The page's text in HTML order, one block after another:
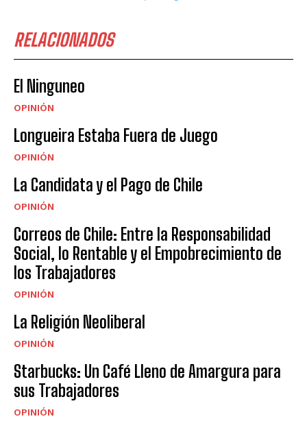
RELACIONADOS
El Ninguneo
OPINIÓN
Longueira Estaba Fuera de Juego
OPINIÓN
La Candidata y el Pago de Chile
OPINIÓN
Correos de Chile: Entre la Responsabilidad
Social, lo Rentable y el Empobrecimiento de
los Trabajadores
OPINIÓN
La Religión Neoliberal
OPINIÓN
Starbucks: Un Café Lleno de Amargura para
sus Trabajadores
OPINIÓN